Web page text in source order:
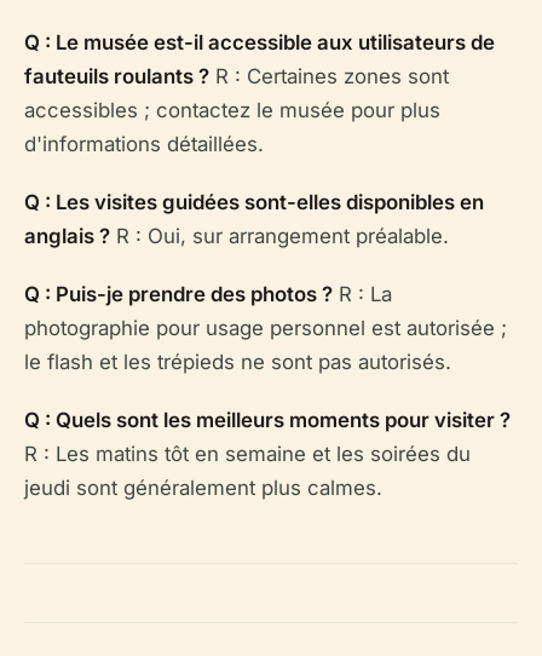
Q : Le musée est-il accessible aux utilisateurs de
fauteuils roulants ? R : Certaines zones sont
accessibles ; contactez le musée pour plus
d'informations détaillées.
Q : Les visites guidées sont-elles disponibles en
anglais ? R : Oui, sur arrangement préalable.
Q : Puis-je prendre des photos ? R : La
photographie pour usage personnel est autorisée ;
le flash et les trépieds ne sont pas autorisés.
Q : Quels sont les meilleurs moments pour visiter ?
R : Les matins tôt en semaine et les soirées du
jeudi sont généralement plus calmes.